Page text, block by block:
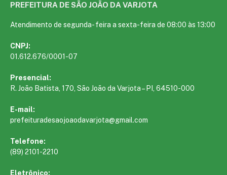
PREFEITURA DE SÃO JOÃO DA VARJOTA
Atendimento de segunda- feira a sexta-feira de 08:00 às 13:00
CNPJ:
01.612.676/0001-07
Presencial:
R. João Batista, 170, São João da Varjota – PI, 64510-000
E-mail:
prefeituradesaojoaodavarjota@gmail.com
Telefone:
(89) 2101-2210
Eletrônico: